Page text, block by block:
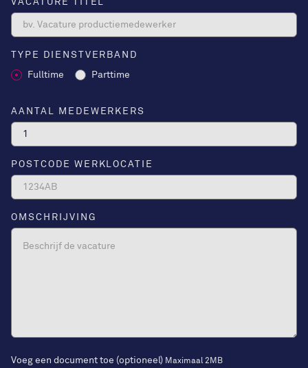
TYPE DIENSTVERBAND
Fulltime Parttime
AANTAL MEDEWERKERS
POSTCODE WERKLOCATIE
OMSCHRIJVING
Voeg een document toe (optioneel) Maximaal 2MB